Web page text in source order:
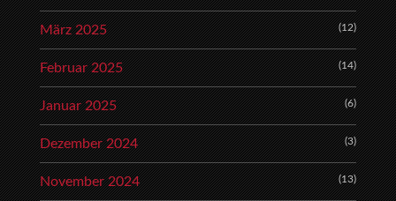
März 2025 (12)
Februar 2025 (14)
Januar 2025 (6)
Dezember 2024 (3)
November 2024 (13)